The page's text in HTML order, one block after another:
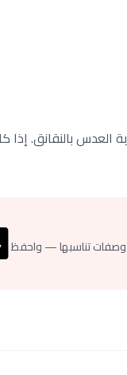
بالنقانق. إذا
وصفات تناسبها — واحفظ